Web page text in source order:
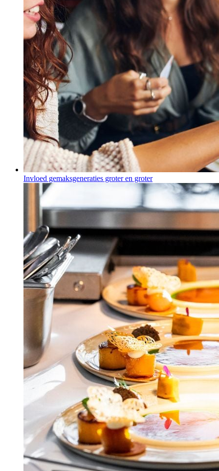
Invloed gemaksgeneraties groter en groter